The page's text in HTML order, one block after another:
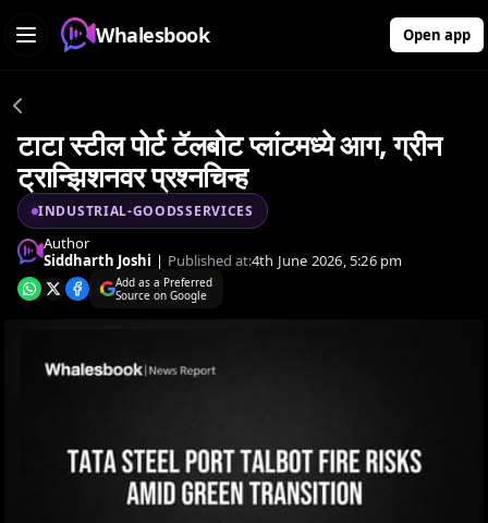
Whalesbook Open app
टाटा स्टील पोर्ट टॅलबोट प्लांटमध्ये आग, ग्रीन
ट्रान्झिशनवर प्रश्नचिन्ह
INDUSTRIAL-GOODSSERVICES
Author
Siddharth Joshi | Published at:4th June 2026, 5:26 pm
Add as a Preferred
Source on Google